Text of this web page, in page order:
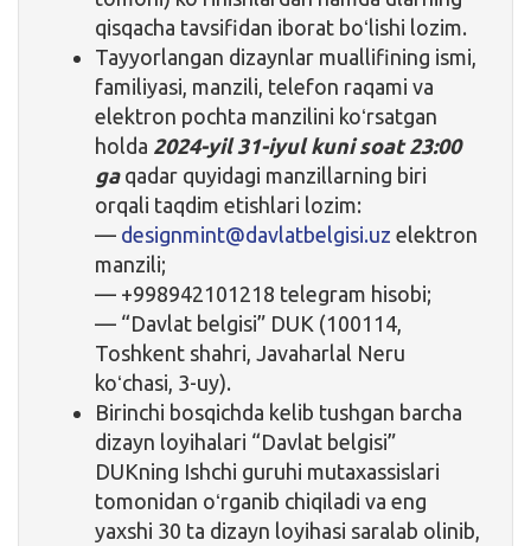
qisqacha tavsifidan iborat boʻlishi lozim.
Tayyorlangan dizaynlar muallifining ismi,
familiyasi, manzili, telefon raqami va
elektron pochta manzilini koʻrsatgan
holda 2024-yil 31-iyul kuni soat 23:00
gaqadar quyidagi manzillarning biri
orqali taqdim etishlari lozim:
— designmint@davlatbelgisi.uz elektron
manzili;
— +998942101218 telegram hisobi;
— “Davlat belgisi” DUK (100114,
Toshkent shahri, Javaharlal Neru
koʻchasi, 3-uy).
Birinchi bosqichda kelib tushgan barcha
dizayn loyihalari “Davlat belgisi”
DUKning Ishchi guruhi mutaxassislari
tomonidan oʻrganib chiqiladi va eng
yaxshi 30 ta dizayn loyihasi saralab olinib,